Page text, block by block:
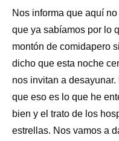
Nos informa que aquí
que ya sabíamos por lo
montón de comidapero
dicho que esta noche
nos invitan a
que eso es lo que he
bien y el trato de los
estrellas. Nos vamos a